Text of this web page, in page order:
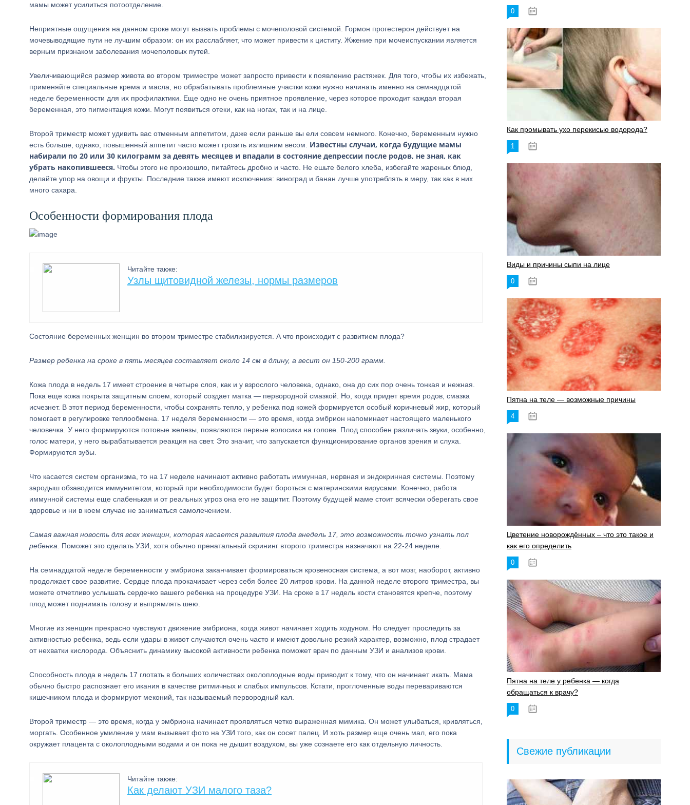
мамы может усилиться потоотделение.
Неприятные ощущения на данном сроке могут вызвать проблемы с мочеполовой системой. Гормон прогестерон действует на
мочевыводящие пути не лучшим образом: он их расслабляет, что может привести к циститу. Жжение при мочеиспускании является
верным признаком заболевания мочеполовых путей.
Увеличивающийся размер живота во втором триместре может запросто привести к появлению растяжек. Для того, чтобы их избежать,
применяйте специальные крема и масла, но обрабатывать проблемные участки кожи нужно начинать именно на семнадцатой
неделе беременности для их профилактики. Еще одно не очень приятное проявление, через которое проходит каждая вторая
беременная, это пигментация кожи. Могут появиться отеки, как на ногах, так и на лице.
Второй триместр может удивить вас отменным аппетитом, даже если раньше вы ели совсем немного. Конечно, беременным нужно
есть больше, однако, повышенный аппетит часто может грозить излишним весом. Известны случаи, когда будущие мамы
набирали по 20 или 30 килограмм за девять месяцев и впадали в состояние депрессии после родов, не зная, как
убрать накопившееся. Чтобы этого не произошло, питайтесь дробно и часто. Не ешьте белого хлеба, избегайте жареных блюд,
делайте упор на овощи и фрукты. Последние также имеют исключения: виноград и банан лучше употреблять в меру, так как в них
много сахара.
Особенности формирования плода
Читайте также:
Узлы щитовидной железы, нормы размеров
Состояние беременных женщин во втором триместре стабилизируется. А что происходит с развитием плода?
Размер ребенка на сроке в пять месяцев составляет около 14 см в длину, а весит он 150-200 грамм.
Кожа плода в недель 17 имеет строение в четыре слоя, как и у взрослого человека, однако, она до сих пор очень тонкая и нежная.
Пока еще кожа покрыта защитным слоем, который создает матка — первородной смазкой. Но, когда придет время родов, смазка
исчезнет. В этот период беременности, чтобы сохранять тепло, у ребенка под кожей формируется особый коричневый жир, который
помогает в регулировке теплообмена. 17 неделя беременности — это время, когда эмбрион напоминает настоящего маленького
человечка. У него формируются потовые железы, появляются первые волосики на голове. Плод способен различать звуки, особенно,
голос матери, у него вырабатывается реакция на свет. Это значит, что запускается функционирование органов зрения и слуха.
Формируются зубы.
Что касается систем организма, то на 17 неделе начинают активно работать иммунная, нервная и эндокринная системы. Поэтому
зародыш обзаводится иммунитетом, который при необходимости будет бороться с материнскими вирусами. Конечно, работа
иммунной системы еще слабенькая и от реальных угроз она его не защитит. Поэтому будущей маме стоит всячески оберегать свое
здоровье и ни в коем случае не заниматься самолечением.
Самая важная новость для всех женщин, которая касается развития плода внедель 17, это возможность точно узнать пол
ребенка.
Поможет это сделать УЗИ, хотя обычно пренатальный скрининг второго триместра назначают на 22-24 неделе.
На семнадцатой неделе беременности у эмбриона заканчивает формироваться кровеносная система, а вот мозг, наоборот, активно
продолжает свое развитие. Сердце плода прокачивает через себя более 20 литров крови. На данной неделе второго триместра, вы
можете отчетливо услышать сердечко вашего ребенка на процедуре УЗИ. На сроке в 17 недель кости становятся крепче, поэтому
плод может поднимать голову и выпрямлять шею.
Многие из женщин прекрасно чувствуют движение эмбриона, когда живот начинает ходить ходуном. Но следует проследить за
активностью ребенка, ведь если удары в живот случаются очень часто и имеют довольно резкий характер, возможно, плод страдает
от нехватки кислорода. Объяснить динамику высокой активности ребенка поможет врач по данным УЗИ и анализов крови.
Способность плода в недель 17 глотать в больших количествах околоплодные воды приводит к тому, что он начинает икать. Мама
обычно быстро распознает его икания в качестве ритмичных и слабых импульсов. Кстати, проглоченные воды перевариваются
кишечником плода и формируют меконий, так называемый первородный кал.
Второй триместр — это время, когда у эмбриона начинает проявляться четко выраженная мимика. Он может улыбаться, кривляться,
моргать. Особенное умиление у мам вызывает фото на УЗИ того, как он сосет палец. И хоть размер еще очень мал, его пока
окружает плацента с околоплодными водами и он пока не дышит воздухом, вы уже сознаете его как отдельную личность.
Читайте также:
Как делают УЗИ малого таза?
0
Как промывать ухо перекисью водорода?
1
Виды и причины сыпи на лице
0
Пятна на теле — возможные причины
4
Цветение новорождённых – что это такое и
как его определить
0
Пятна на теле у ребенка — когда
обращаться к врачу?
0
Свежие публикации